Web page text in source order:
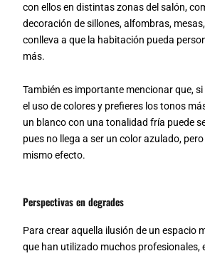
con ellos en distintas zonas del salón,
decoración de sillones, alfombras,
conlleva a que la habitación pueda
más.
También es importante mencionar que,
el uso de colores y prefieres los tonos
un blanco con una tonalidad fría puede
pues no llega a ser un color azulado, pero
mismo efecto.
Perspectivas en degrades
Para crear aquella ilusión de un espacio
que han utilizado muchos profesionales,